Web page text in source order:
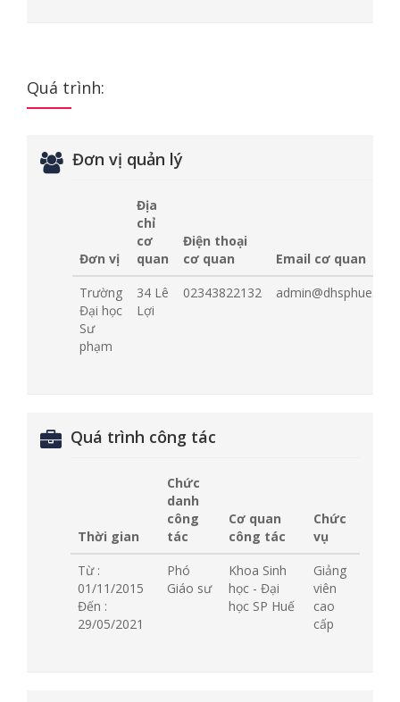
Quá trình:
Đơn vị quản lý
Đơn vị
Địa
chỉ
cơ
quan
Điện thoại
cơ quan
Email cơ quan
Trường
Đại học
Sư
phạm
34 Lê
Lợi
02343822132
Quá trình công tác
Thời gian
Chức
danh
công
tác
Cơ quan
công tác
Chức
vụ
Từ :
01/11/2015
Đến :
29/05/2021
Phó
Giáo sư
Khoa Sinh
học - Đại
học SP Huế
Giảng
viên
cao
cấp